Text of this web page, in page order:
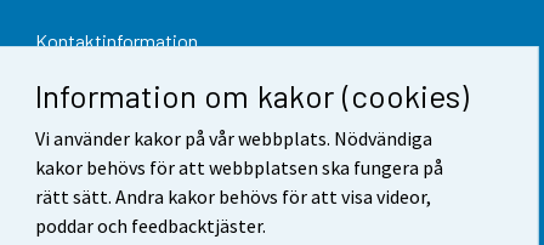
Information om kakor (cookies)
Vi använder kakor på vår webbplats. Nödvändiga
kakor behövs för att webbplatsen ska fungera på
rätt sätt. Andra kakor behövs för att visa videor,
poddar och feedbacktjäster.
Kontaktinformation
Respons
Användarvillkor
Dataskydd
Tillgänglighet